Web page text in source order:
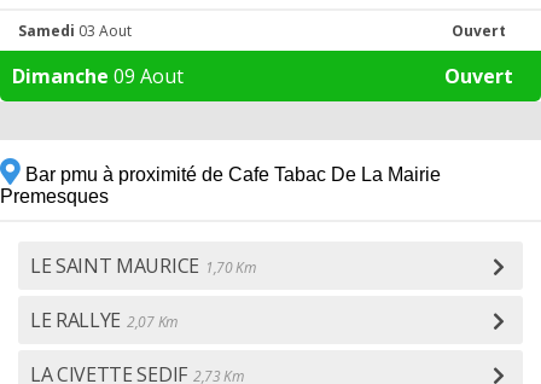
Samedi 03 Aout Ouvert
Dimanche 09 Aout Ouvert
Bar pmu à proximité de Cafe Tabac De La Mairie
Premesques
LE SAINT MAURICE 1,70 Km
LE RALLYE 2,07 Km
LA CIVETTE SEDIF 2,73 Km